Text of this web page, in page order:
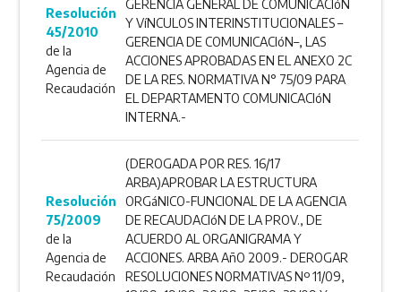
Resolución
45/2010
de la
Agencia de
Recaudación
GERENCIA GENERAL DE COMUNICACIóN
Y VíNCULOS INTERINSTITUCIONALES –
GERENCIA DE COMUNICACIóN–, LAS
ACCIONES APROBADAS EN EL ANEXO 2C
DE LA RES. NORMATIVA N° 75/09 PARA
EL DEPARTAMENTO COMUNICACIóN
INTERNA.-
Resolución
75/2009
de la
Agencia de
Recaudación
(DEROGADA POR RES. 16/17
ARBA)APROBAR LA ESTRUCTURA
ORGáNICO-FUNCIONAL DE LA AGENCIA
DE RECAUDACIóN DE LA PROV., DE
ACUERDO AL ORGANIGRAMA Y
ACCIONES. ARBA AñO 2009.- DEROGAR
RESOLUCIONES NORMATIVAS Nº 11/09,